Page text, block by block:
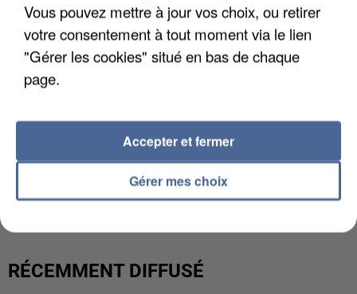
UNE TOURISTE DE L’OISE EMPORTÉE PAR UNE
COULÉE DE BOUE EN HAUTE-SAVOIE
RÉCEMMENT DIFFUSÉ
Vous pouvez mettre à jour vos choix, ou retirer
votre consentement à tout moment via le lien
"Gérer les cookies" situé en bas de chaque
page.
Gérer mes choix
Accepter et fermer